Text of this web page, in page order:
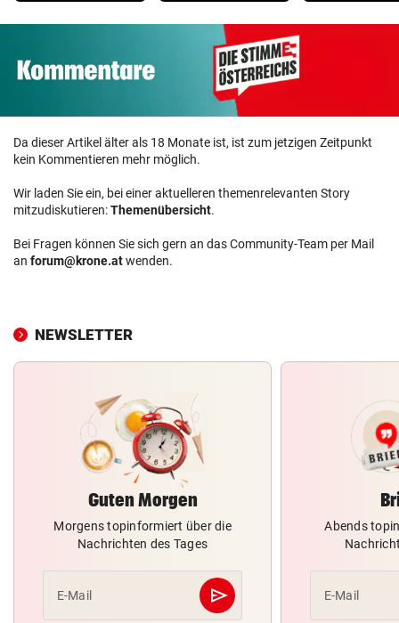
Da dieser Artikel älter als 18 Monate ist, ist zum jetzigen Zeitpunkt
kein Kommentieren mehr möglich.
Wir laden Sie ein, bei einer aktuelleren themenrelevanten Story
mitzudiskutieren:Themenübersicht.
Bei Fragen können Sie sich gern an das Community-Team per Mail
an forum@krone.atwenden.
NEWSLETTER
Guten Morgen
Morgens topinformiert über die
Nachrichten des Tages
E-Mail send
Abschicken
Abends
E-Mail